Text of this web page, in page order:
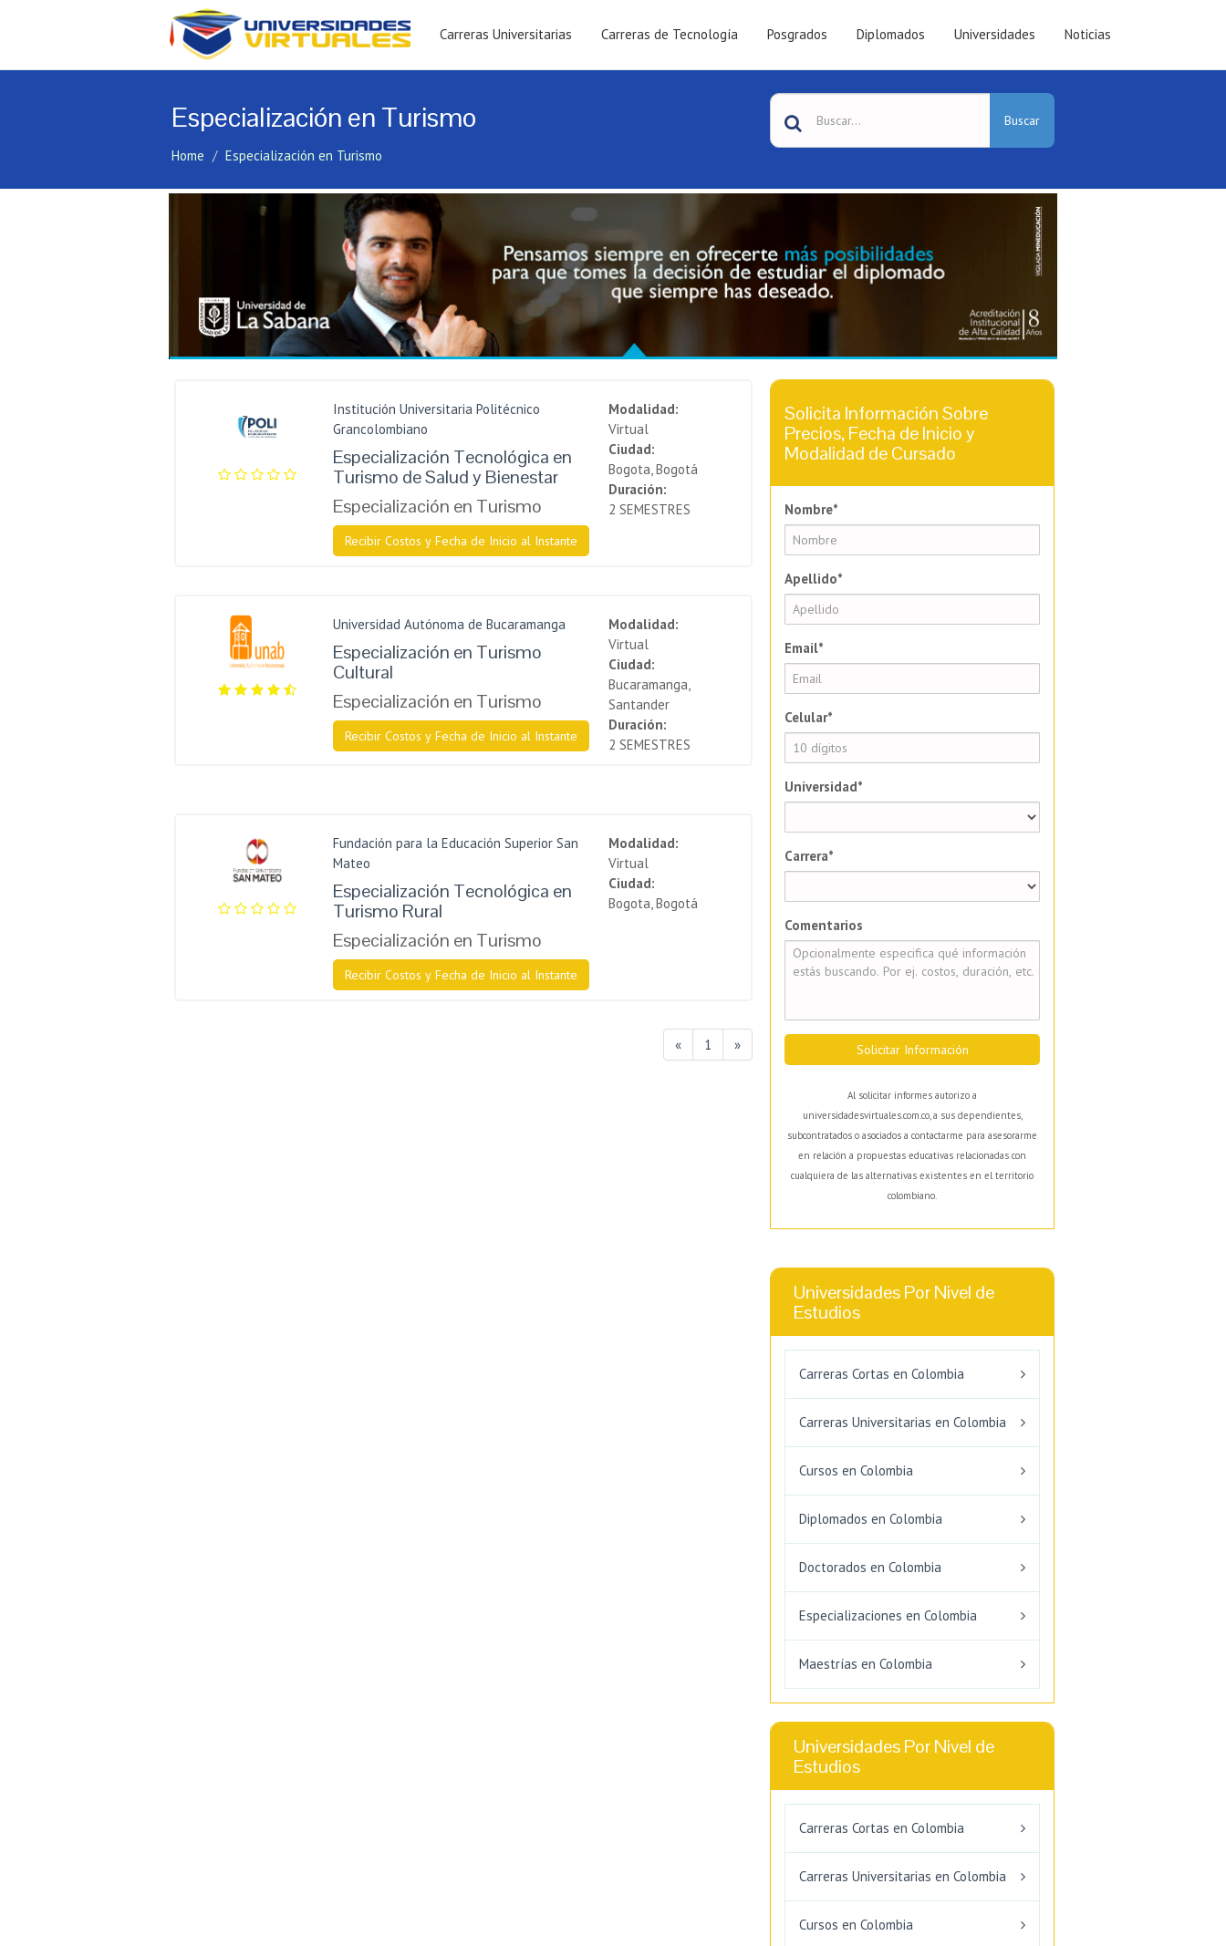
Carreras Universitarias Carreras de Tecnología Posgrados Diplomados Universidades Noticias
Especialización en Turismo
Home Especialización en Turismo
Buscar
Institución Universitaria Politécnico
Grancolombiano
Especialización Tecnológica en
Turismo de Salud y Bienestar
Especialización en Turismo
Recibir Costos y Fecha de Inicio al Instante
Modalidad:
Virtual
Ciudad:
Bogota, Bogotá
Duración:
2 SEMESTRES
Universidad Autónoma de Bucaramanga
Especialización en Turismo
Cultural
Especialización en Turismo
Recibir Costos y Fecha de Inicio al Instante
Modalidad:
Virtual
Ciudad:
Bucaramanga,
Santander
Duración:
2 SEMESTRES
Fundación para la Educación Superior San
Mateo
Especialización Tecnológica en
Turismo Rural
Especialización en Turismo
Recibir Costos y Fecha de Inicio al Instante
Modalidad:
Virtual
Ciudad:
Bogota, Bogotá
« 1 »
Solicita Información Sobre
Precios, Fecha de Inicio y
Modalidad de Cursado
Nombre*
Apellido*
Email*
Celular*
Universidad*
Carrera*
Comentarios
Solicitar Información
Al solicitar informes autorizo a
universidadesvirtuales.com.co, a sus dependientes,
subcontratados o asociados a contactarme para asesorarme
en relación a propuestas educativas relacionadas con
cualquiera de las alternativas existentes en el territorio
colombiano.
Universidades Por Nivel de
Estudios
Carreras Cortas en Colombia
Carreras Universitarias en Colombia
Cursos en Colombia
Diplomados en Colombia
Doctorados en Colombia
Especializaciones en Colombia
Maestrías en Colombia
Universidades Por Nivel de
Estudios
Carreras Cortas en Colombia
Carreras Universitarias en Colombia
Cursos en Colombia